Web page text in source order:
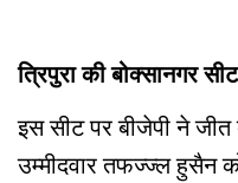
त्रिपुरा की बोक्सानगर
इस सीट पर बीजेपी ने
उम्मीदवार तफज्ज्ल हुसैन